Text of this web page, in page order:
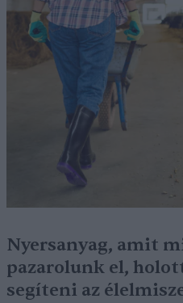
Nyersanyag, amit
pazarolunk el,
segíteni az